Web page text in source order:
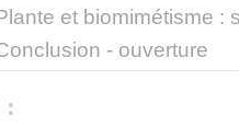
et biomimétisme :
- ouverture
: